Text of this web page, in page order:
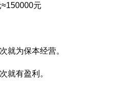
元
就为保本经营。
就有盈利。